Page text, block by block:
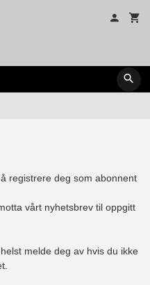
registrere deg som abonnent
vårt nyhetsbrev til oppgitt
melde deg av hvis du ikke